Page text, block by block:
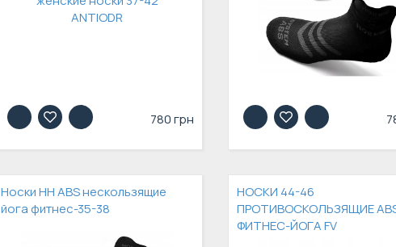
780 грн
Носки HH ABS нескользящие
йога фитнес-35-38
НОСКИ 44-46
ПРОТИВОСКОЛЬЗЯЩИЕ
ФИТНЕС-ЙОГА FV